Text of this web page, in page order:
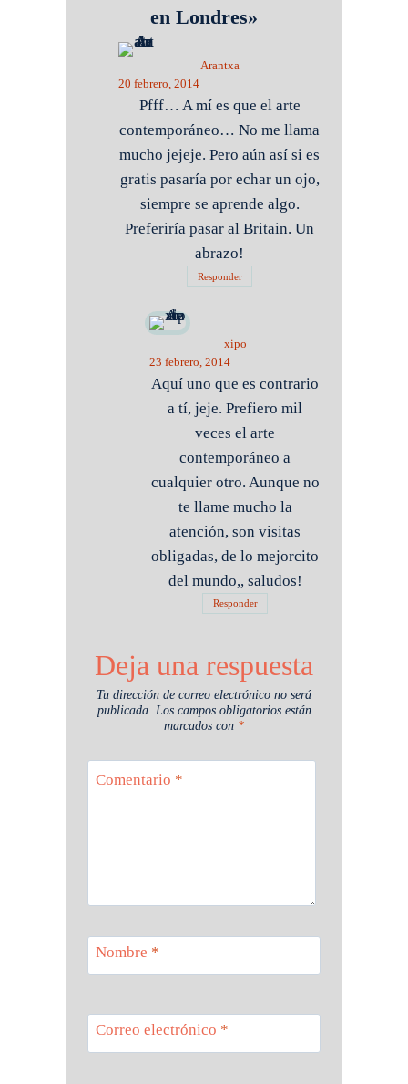
en Londres»
Arantxa
20 febrero, 2014
Pfff… A mí es que el arte
contemporáneo… No me llama
mucho jejeje. Pero aún así si es
gratis pasaría por echar un ojo,
siempre se aprende algo.
Preferiría pasar al Britain. Un
abrazo!
Responder
xipo
23 febrero, 2014
Aquí uno que es contrario
a tí, jeje. Prefiero mil
veces el arte
contemporáneo a
cualquier otro. Aunque no
te llame mucho la
atención, son visitas
obligadas, de lo mejorcito
del mundo,, saludos!
Responder
Deja una respuesta
Tu dirección de correo electrónico no será
publicada. Los campos obligatorios están
marcados con *
Comentario *
Nombre *
Correo electrónico *